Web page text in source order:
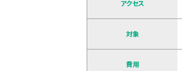
アクセス
対象
費用